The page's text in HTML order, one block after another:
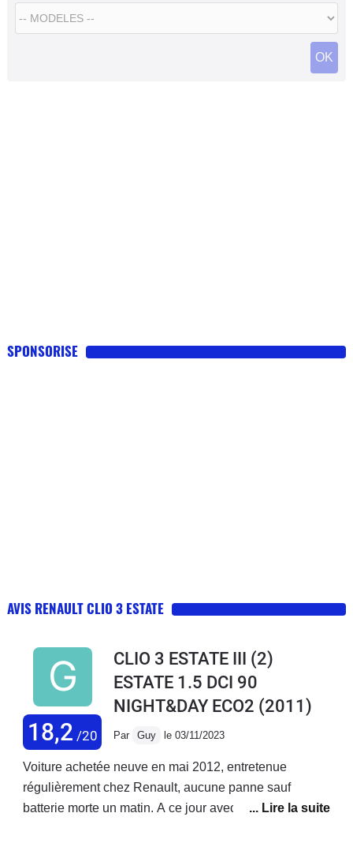
SPONSORISE
AVIS RENAULT CLIO 3 ESTATE
18,2 /20
CLIO 3 ESTATE III (2)
ESTATE 1.5 DCI 90
NIGHT&DAY ECO2 (2011)
Par Guy le 03/11/2023
Voiture achetée neuve en mai 2012, entretenue
régulièrement chez Renault, aucune panne sauf
batterie morte un matin. A ce jour avec 235 000 km au